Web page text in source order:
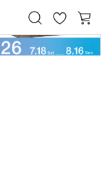
お
カ
ー